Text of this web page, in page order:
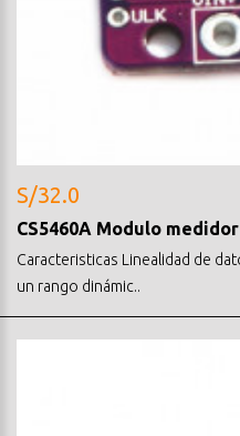
S/32.0
CS5460A Modulo
Caracteristicas Linealidad de
un rango dinámic..